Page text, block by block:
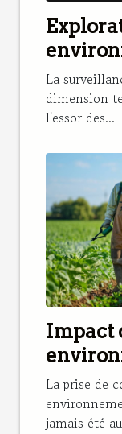
La
dimension
l'essor des...
Impact
La prise de
jamais été